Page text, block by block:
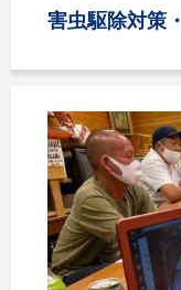
害虫駆除対策